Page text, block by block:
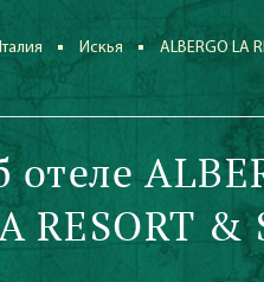
Искья
ALBERGO LA
RESORT &